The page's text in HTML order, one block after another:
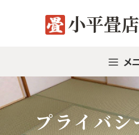
小平畳店
メ
プライバ